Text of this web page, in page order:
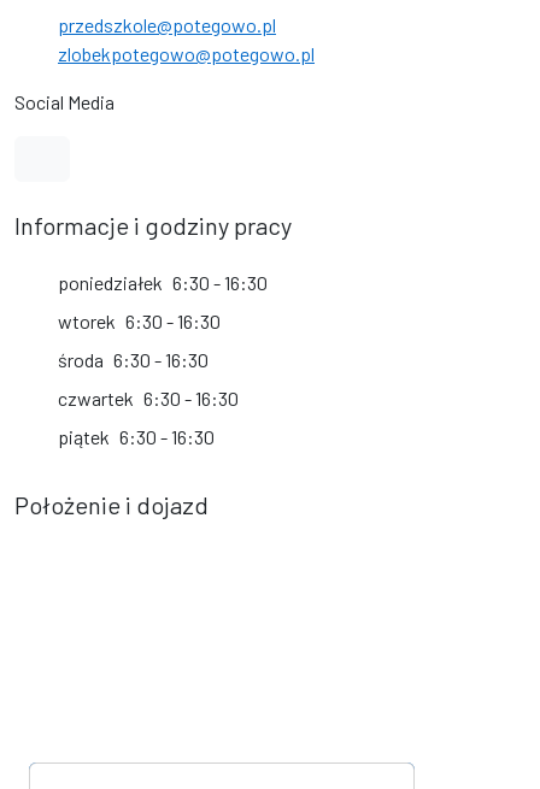
przedszkole@potegowo.pl
zlobekpotegowo@potegowo.pl
Social Media
Informacje i godziny pracy
poniedziałek 6:30 - 16:30
wtorek 6:30 - 16:30
środa 6:30 - 16:30
czwartek 6:30 - 16:30
piątek 6:30 - 16:30
Położenie i dojazd